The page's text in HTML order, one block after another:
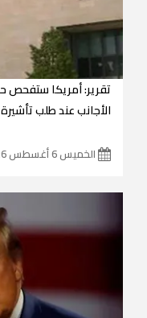
تقرير: أمريكا ستفحص
الأجانب عند طلب تأشيرة
الخميس 6 أغسطس 2026 23:59:28